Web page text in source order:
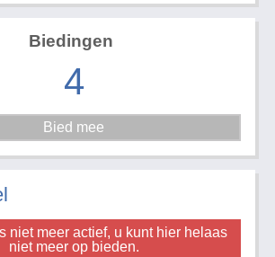
Biedingen
4
niet meer actief, u kunt hier helaas
niet meer op bieden.